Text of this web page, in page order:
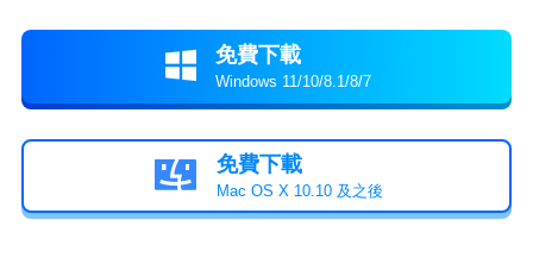
 免費下載
Windows 11/10/8.1/8/7
 免費下載
Mac OS X 10.10 及之後